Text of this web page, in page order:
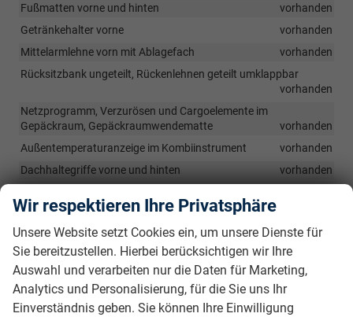
Fußmatten vorne und hinten
vorhanden
Getränkehalter vorne
vorhanden
Mittelarmlehne vorn mit Ablagefach
vorhanden
Rücksitzbank ungeteilt, Rückenlehnen geteilt umklappbar
vorhanden
Netzprogramm, Verzurösen und Cargoelemente im
Gepäckraum, Gepäckraumwendematte
vorhanden
Außentemperaturanzeige im Kombiinstrument
vorhanden
Dachhaltegriffe vorne und hinten
vorhanden
Flaschen)
Flaschenablagefächer in den Vordertüren (bis zu 1,5l Flaschen)
Geschwindigkeitsbegrenzer (Speed-Limiter)
vorhanden
Leseleuchten vorne und hinten
vorhanden
Sonnenblenden auf Fahrer- und Beifahrerseite mit Make-up-
Wir respektieren Ihre Privatsphäre
Unsere Website setzt Cookies ein, um unsere Dienste für
Sie bereitzustellen. Hierbei berücksichtigen wir Ihre
Auswahl und verarbeiten nur die Daten für Marketing,
Analytics und Personalisierung, für die Sie uns Ihr
Einverständnis geben. Sie können Ihre Einwilligung